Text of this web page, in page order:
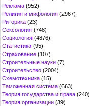
Реклама (952)
Религия и мифология (2967)
Риторика (23)
Сексология (748)
Социология (4876)
Статистика (95)
Страхование (107)
Строительные науки (7)
Строительство (2004)
Схемотехника (15)
Таможенная система (663)
Теория государства и права (240)
Теория организации (39)